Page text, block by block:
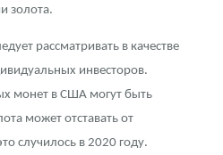
золота.
рассматривать в качестве
инвесторов.
монет в США могут быть
может отставать от
случилось в 2020 году.